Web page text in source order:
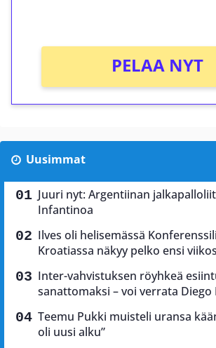
PELAA NYT
Uusimmat
Juuri nyt: Argentiinan
Infantinoa
Ilves oli helisemässä
Kroatiassa näkyy pelko ensi
Inter-vahvistuksen röyhkeä
sanattomaksi – voi verrata
Teemu Pukki muisteli uransa
oli uusi alku”